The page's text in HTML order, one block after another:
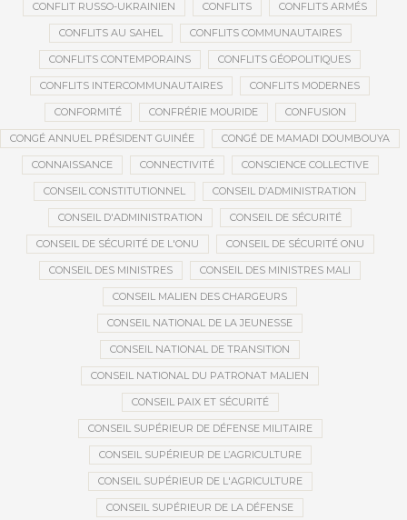
CONFLIT RUSSO-UKRAINIEN CONFLITS CONFLITS ARMÉS
CONFLITS AU SAHEL CONFLITS COMMUNAUTAIRES
CONFLITS CONTEMPORAINS CONFLITS GÉOPOLITIQUES
CONFLITS INTERCOMMUNAUTAIRES CONFLITS MODERNES
CONFORMITÉ CONFRÉRIE MOURIDE CONFUSION
CONGÉ ANNUEL PRÉSIDENT GUINÉE CONGÉ DE MAMADI DOUMBOUYA
CONNAISSANCE CONNECTIVITÉ CONSCIENCE COLLECTIVE
CONSEIL CONSTITUTIONNEL CONSEIL D’ADMINISTRATION
CONSEIL D'ADMINISTRATION CONSEIL DE SÉCURITÉ
CONSEIL DE SÉCURITÉ DE L'ONU CONSEIL DE SÉCURITÉ ONU
CONSEIL DES MINISTRES CONSEIL DES MINISTRES MALI
CONSEIL MALIEN DES CHARGEURS
CONSEIL NATIONAL DE LA JEUNESSE
CONSEIL NATIONAL DE TRANSITION
CONSEIL NATIONAL DU PATRONAT MALIEN
CONSEIL PAIX ET SÉCURITÉ
CONSEIL SUPÉRIEUR DE DÉFENSE MILITAIRE
CONSEIL SUPÉRIEUR DE L’AGRICULTURE
CONSEIL SUPÉRIEUR DE L'AGRICULTURE
CONSEIL SUPÉRIEUR DE LA DÉFENSE